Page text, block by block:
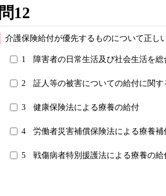
問12
介護保険給付が優先するものについて正し
1 障害者の日常生活及び社会生活を
2 証人等の被害についての給付に関
3 健康保険法による療養の給付
4 労働者災害補償保険法による療養補
5 戦傷病者特別援護法による療養の給